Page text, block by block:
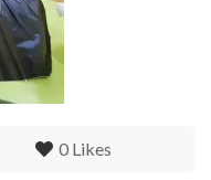
0 Likes